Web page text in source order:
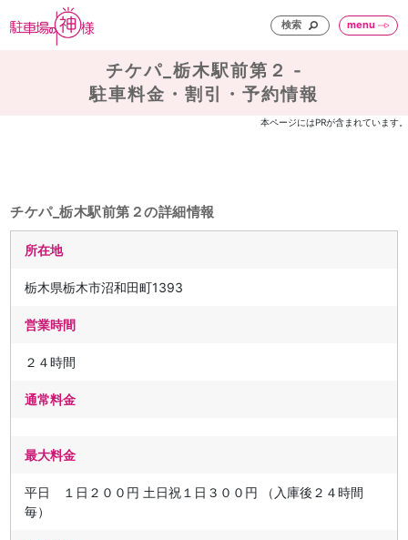
検索 menu
チケパ_栃木駅前第２ -
駐車料金・割引・予約情報
本ページにはPRが含まれています。
チケパ_栃木駅前第２の詳細情報
所在地
栃木県栃木市沼和田町1393
営業時間
２４時間
通常料金
最大料金
平日 １日２００円 土日祝１日３００円 （入庫後２４時間
毎）